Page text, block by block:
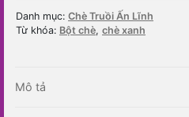
xứ
Truồi
Danh mục: Chè Truồi Ấn Lĩnh
Từ khóa: Bột chè, chè xanh
Mô tả